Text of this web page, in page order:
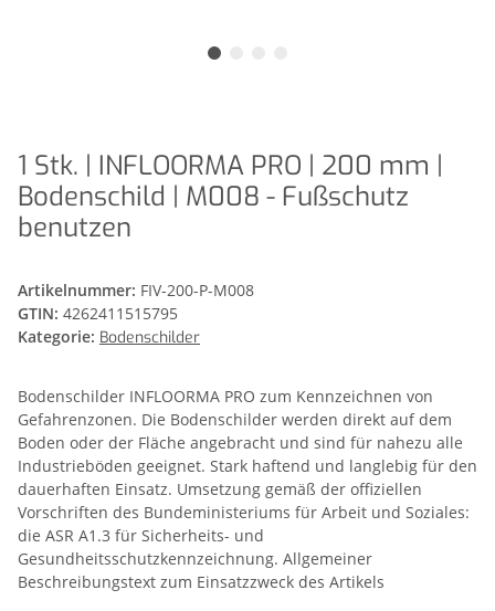
1 Stk. | INFLOORMA PRO | 200 mm |
Bodenschild | M008 - Fußschutz
benutzen
Artikelnummer: FIV-200-P-M008
GTIN: 4262411515795
Kategorie: Bodenschilder
Bodenschilder INFLOORMA PRO zum Kennzeichnen von
Gefahrenzonen. Die Bodenschilder werden direkt auf dem
Boden oder der Fläche angebracht und sind für nahezu alle
Industrieböden geeignet. Stark haftend und langlebig für den
dauerhaften Einsatz. Umsetzung gemäß der offiziellen
Vorschriften des Bundeministeriums für Arbeit und Soziales:
die ASR A1.3 für Sicherheits- und
Gesundheitsschutzkennzeichnung. Allgemeiner
Beschreibungstext zum Einsatzzweck des Artikels